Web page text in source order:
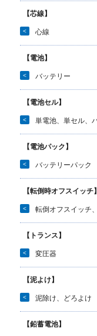
【芯線】
< 心線
【電池】
< バッテリー
【電池セル】
< 単電池、単セル、
【電池パック】
< バッテリーパック
【転倒時オフスイッチ】
< 転倒オフスイッチ
【トランス】
< 変圧器
【泥よけ】
< 泥除け、どろよけ
【鉛蓄電池】